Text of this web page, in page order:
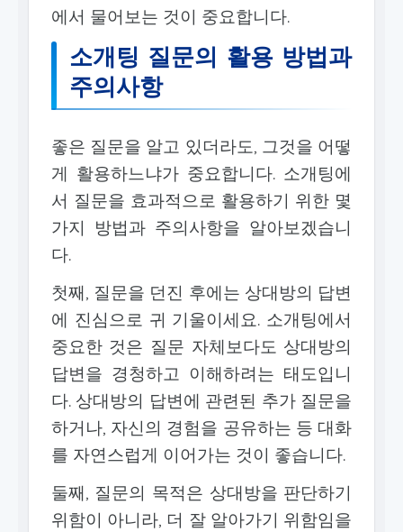
에서 물어보는 것이 중요합니다.
소개팅 질문의 활용 방법과
주의사항
좋은 질문을 알고 있더라도, 그것을 어떻
게 활용하느냐가 중요합니다. 소개팅에
서 질문을 효과적으로 활용하기 위한 몇
가지 방법과 주의사항을 알아보겠습니
다.
첫째, 질문을 던진 후에는 상대방의 답변
에 진심으로 귀 기울이세요. 소개팅에서
중요한 것은 질문 자체보다도 상대방의
답변을 경청하고 이해하려는 태도입니
다. 상대방의 답변에 관련된 추가 질문을
하거나, 자신의 경험을 공유하는 등 대화
를 자연스럽게 이어가는 것이 좋습니다.
둘째, 질문의 목적은 상대방을 판단하기
위함이 아니라, 더 잘 알아가기 위함임을